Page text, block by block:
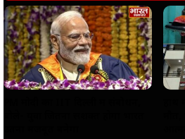
p
p
o
k
a
m
n
k